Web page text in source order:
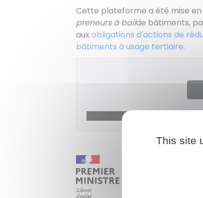
Cette plateforme a été mise
preneurs à bailde bâtiments,
aux obligations d'actions de
bâtiments à usage tertiaire.
This site